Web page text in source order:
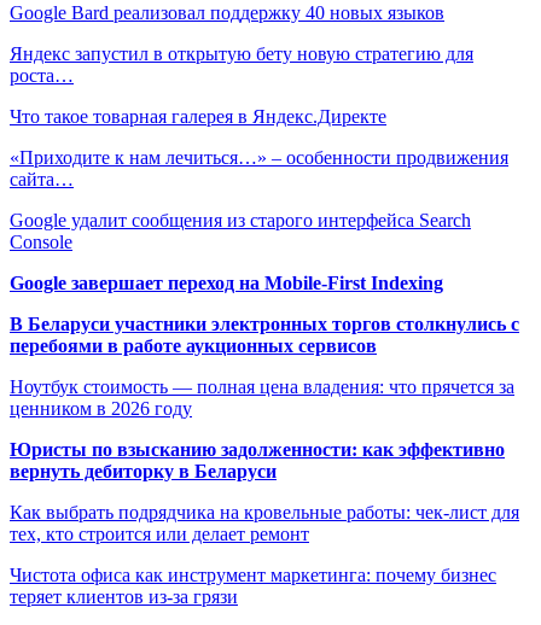
Google Bard реализовал поддержку 40 новых языков
Яндекс запустил в открытую бету новую стратегию для
роста…
Что такое товарная галерея в Яндекс.Директе
«Приходите к нам лечиться…» – особенности продвижения
сайта…
Google удалит сообщения из старого интерфейса Search
Console
Google завершает переход на Mobile-First Indexing
В Беларуси участники электронных торгов столкнулись с
перебоями в работе аукционных сервисов
Ноутбук стоимость — полная цена владения: что прячется за
ценником в 2026 году
Юристы по взысканию задолженности: как эффективно
вернуть дебиторку в Беларуси
Как выбрать подрядчика на кровельные работы: чек-лист для
тех, кто строится или делает ремонт
Чистота офиса как инструмент маркетинга: почему бизнес
теряет клиентов из-за грязи